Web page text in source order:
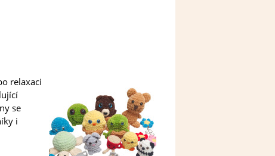
relaxaci
se
i